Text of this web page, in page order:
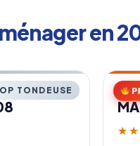
en
TONDEUSE